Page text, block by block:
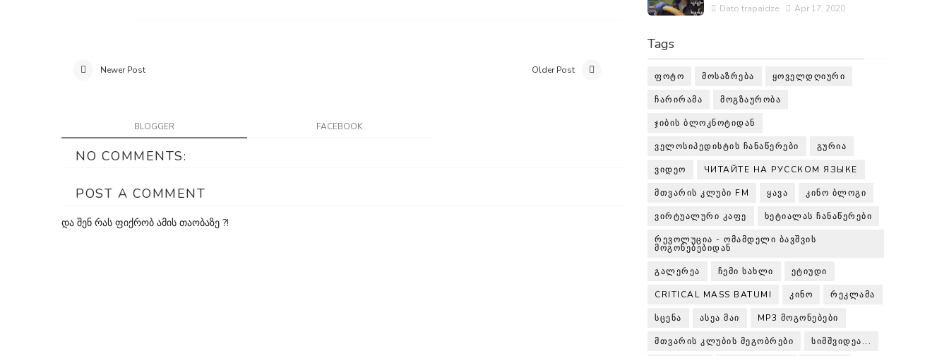
Newer Post Older Post
BLOGGER FACEBOOK
NO COMMENTS:
POST A COMMENT
და შენ რას ფიქრობ ამის თაობაზე ?!
Dato trapaidze Apr 17, 2020
Tags
ᲤᲝᲢᲝ ᲛᲝᲡᲐᲖᲠᲔᲑᲐ ᲧᲝᲕᲔᲚᲓᲦᲘᲣᲠᲘ
ᲩᲐᲠᲘᲠᲐᲛᲐ ᲛᲝᲒᲖᲐᲣᲠᲝᲑᲐ
ᲯᲘᲑᲘᲡ ᲑᲚᲝᲙᲜᲝᲢᲘᲓᲐᲜ
ᲕᲔᲚᲝᲡᲘᲞᲔᲓᲘᲡᲢᲘᲡ ᲩᲐᲜᲐᲬᲔᲠᲔᲑᲘ ᲒᲣᲠᲘᲐ
ᲕᲘᲓᲔᲝ ЧИТАЙТЕ НА РУССКОМ ЯЗЫКЕ
ᲛᲗᲕᲐᲠᲘᲡ ᲙᲚᲣᲑᲘ FM ᲧᲐᲕᲐ ᲙᲘᲜᲝ ᲑᲚᲝᲒᲘ
ᲕᲘᲠᲢᲣᲐᲚᲣᲠᲘ ᲙᲐᲤᲔ ᲮᲔᲢᲘᲐᲚᲐᲡ ᲩᲐᲜᲐᲬᲔᲠᲔᲑᲘ
ᲠᲔᲕᲝᲚᲣᲪᲘᲐ - ᲝᲛᲐᲛᲓᲔᲚᲘ ᲑᲐᲕᲨᲕᲘᲡ
ᲛᲝᲒᲝᲜᲔᲑᲔᲑᲘᲓᲐᲜ
ᲒᲐᲚᲔᲠᲔᲐ ᲩᲔᲛᲘ ᲡᲐᲮᲚᲘ ᲔᲢᲘᲣᲓᲘ
CRITICAL MASS BATUMI ᲙᲘᲜᲝ ᲠᲔᲙᲚᲐᲛᲐ
ᲡᲪᲔᲜᲐ ᲐᲡᲔᲐ ᲛᲐᲘ MP3 ᲛᲝᲒᲝᲜᲔᲑᲔᲑᲘ
ᲛᲗᲕᲐᲠᲘᲡ ᲙᲚᲣᲑᲘᲡ ᲛᲔᲒᲝᲑᲠᲔᲑᲘ ᲡᲘᲛᲨᲕᲘᲓᲔᲐ...